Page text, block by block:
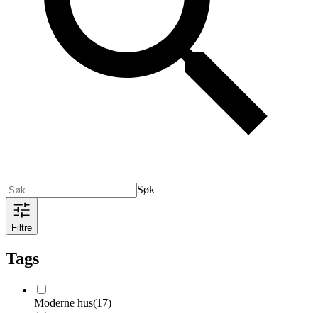
Søk
Filtre
Tags
Moderne hus(17)